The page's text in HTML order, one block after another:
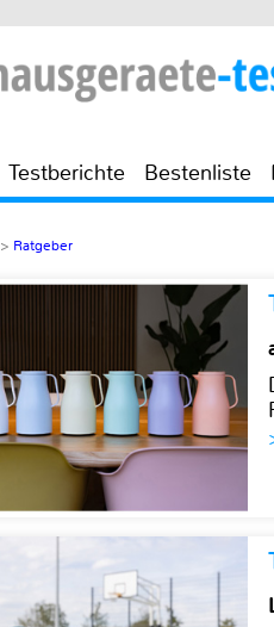
Testberichte Bestenliste
> Ratgeber